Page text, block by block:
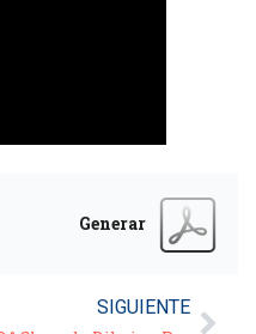
Generar
SIGUIENTE